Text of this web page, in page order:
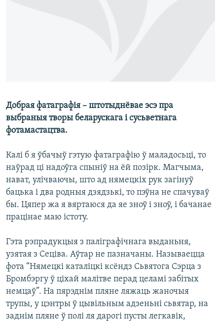
Добрая фатаграфія – штотыднёвае эсэ пра
выбраныя творы беларускага і сусьветнага
фотамастацтва.
Калі б я ўбачыў гэтую фатаграфію ў маладосьці, то
наўрад ці надоўга спыніў на ёй позірк. Магчыма,
нават, улічваючы, што ад нямецкіх рук загінуў
бацька і два родныя дзядзькі, то пэўна не спачуваў
бы. Цяпер жа я вяртаюся да яе зноў і зноў, і бачанае
працінае маю істоту.
Гэта рэпрадукцыя з паліграфічнага выданьня,
узятая з Сеціва. Аўтар не пазначаны. Называецца
фoта “Нямецкі каталіцкі ксёндз Сьвятога Сэрца з
Бромбэргу ў ціхай малітве перад целамі забітых
немцаў”. На пярэднім пляне ляжаць жаночыя
трупы, у цэнтры ў цывільным адзеньні сьвятар, на
заднім пляне ў полі ля дарогі пусты легкавік,